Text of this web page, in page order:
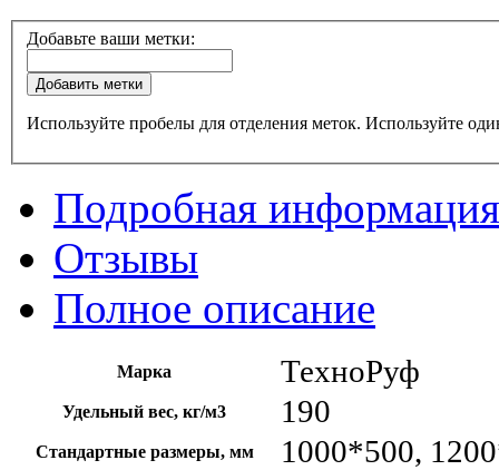
Добавьте ваши метки:
Добавить метки
Используйте пробелы для отделения меток. Используйте
Подробная информация
Отзывы
Полное описание
Марка ТехноРуф
Удельный вес, кг/м3 190
Стандартные размеры, мм 1000*500,